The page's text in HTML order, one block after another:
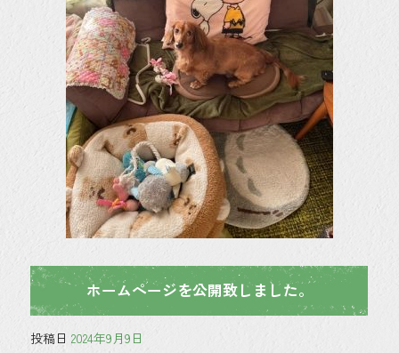
ホームページを公開致しました。
投稿日 2024年9月9日